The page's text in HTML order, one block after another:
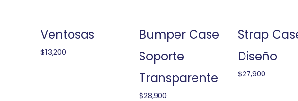
Ventosas
$13,200
Bumper Case
Soporte
Transparente
$28,900
Strap
Diseño
$27,900